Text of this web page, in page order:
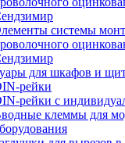
системы
для шкафов и
рейки
рейки с
клеммы для